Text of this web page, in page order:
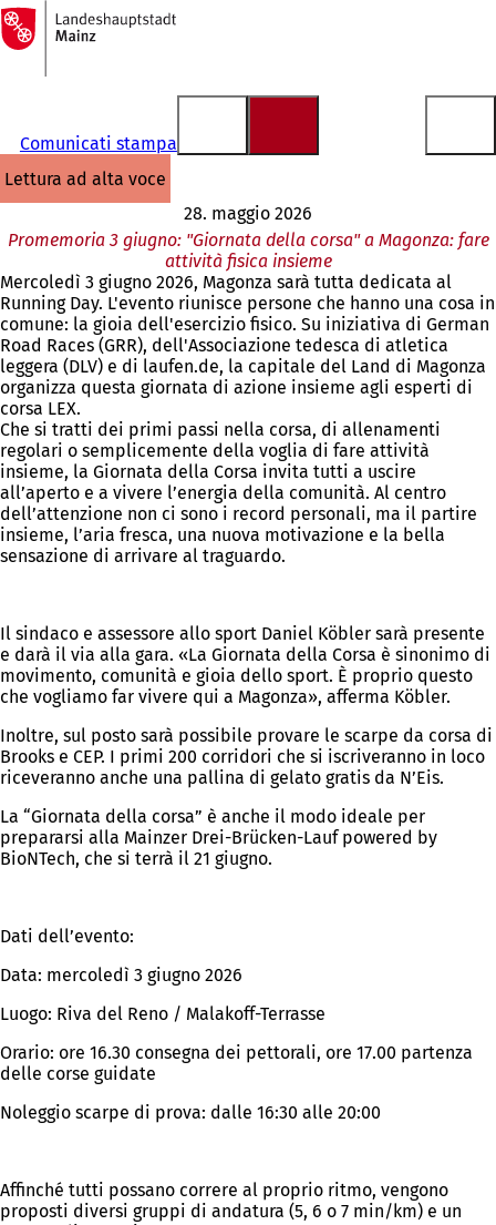
Vai al contenuto
Alla
pagina
iniziale
Comunicati stampa
lettura ad alta voce
28. maggio 2026
Promemoria 3 giugno: "Giornata della corsa" a Magonza: fare
attività fisica insieme
Mercoledì 3 giugno 2026, Magonza sarà tutta dedicata al
Running Day. L'evento riunisce persone che hanno una cosa in
comune: la gioia dell'esercizio fisico. Su iniziativa di German
Road Races (GRR), dell'Associazione tedesca di atletica
leggera (DLV) e di laufen.de, la capitale del Land di Magonza
organizza questa giornata di azione insieme agli esperti di
corsa LEX.
Che si tratti dei primi passi nella corsa, di allenamenti
regolari o semplicemente della voglia di fare attività
insieme, la Giornata della Corsa invita tutti a uscire
all’aperto e a vivere l’energia della comunità. Al centro
dell’attenzione non ci sono i record personali, ma il partire
insieme, l’aria fresca, una nuova motivazione e la bella
sensazione di arrivare al traguardo.
Il sindaco e assessore allo sport Daniel Köbler sarà presente
e darà il via alla gara. «La Giornata della Corsa è sinonimo di
movimento, comunità e gioia dello sport. È proprio questo
che vogliamo far vivere qui a Magonza», afferma Köbler.
Inoltre, sul posto sarà possibile provare le scarpe da corsa di
Brooks e CEP. I primi 200 corridori che si iscriveranno in loco
riceveranno anche una pallina di gelato gratis da N’Eis.
La “Giornata della corsa” è anche il modo ideale per
prepararsi alla Mainzer Drei-Brücken-Lauf powered by
BioNTech, che si terrà il 21 giugno.
Dati dell’evento:
Data: mercoledì 3 giugno 2026
Luogo: Riva del Reno / Malakoff-Terrasse
Orario: ore 16.30 consegna dei pettorali, ore 17.00 partenza
delle corse guidate
Noleggio scarpe di prova: dalle 16:30 alle 20:00
Affinché tutti possano correre al proprio ritmo, vengono
proposti diversi gruppi di andatura (5, 6 o 7 min/km) e un